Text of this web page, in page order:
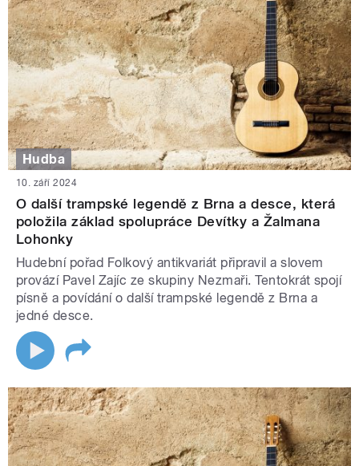
Hudba
10. září 2024
O další trampské legendě z Brna a desce, která
položila základ spolupráce Devítky a Žalmana
Lohonky
Hudební pořad Folkový antikvariát připravil a slovem
provází Pavel Zajíc ze skupiny Nezmaři. Tentokrát spojí
písně a povídání o další trampské legendě z Brna a
jedné desce.